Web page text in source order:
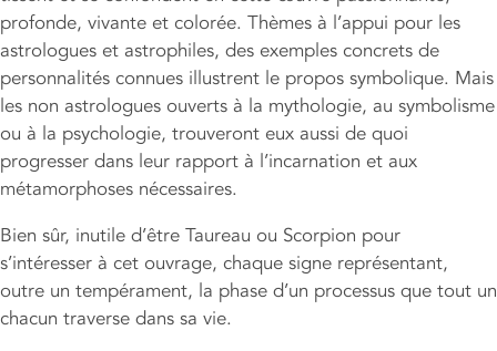
profonde, vivante et colorée. Thèmes à l’appui pour les
astrologues et astrophiles, des exemples concrets de
personnalités connues illustrent le propos symbolique. Mais
les non astrologues ouverts à la mythologie, au symbolisme
ou à la psychologie, trouveront eux aussi de quoi
progresser dans leur rapport à l’incarnation et aux
métamorphoses nécessaires.
Bien sûr, inutile d’être Taureau ou Scorpion pour
s’intéresser à cet ouvrage, chaque signe représentant,
outre un tempérament, la phase d’un processus que tout un
chacun traverse dans sa vie.